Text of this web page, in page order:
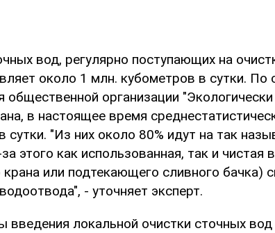
вод, регулярно поступающих на
около 1 млн. кубометров в сутки. По
общественной организации
в настоящее время
сутки. "Из них около 80% идут на так
этого как использованная, так и чистая
или подтекающего сливного бачка)
- уточняет эксперт.
введения локальной очистки сточных вод